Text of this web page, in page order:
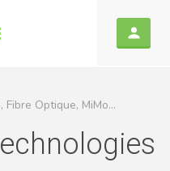
Fibre Optique, MiMo...